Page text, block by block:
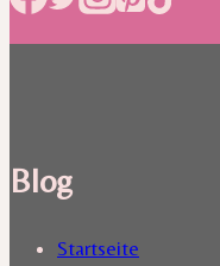
Blog
Startseite